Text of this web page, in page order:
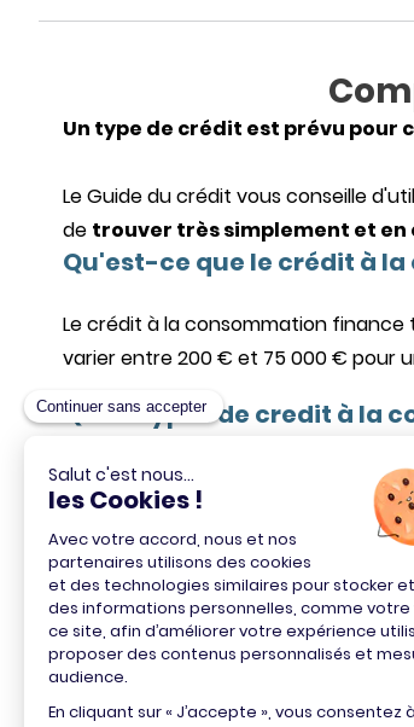
Un type de crédit est prévu pour
Le Guide du crédit vous conseille
de trouver très simplement et
Qu'est-ce que le crédit à
Le crédit à la consommation
varier entre 200 € et 75 000 € pour
Quels types de credit à la
À chaque projet, son credit conso.
les offres decredit auto et
les offres decredits travaux
les offres deprets personnels
d'un voyage, arrivée d'un nouvel
Comment utiliser le